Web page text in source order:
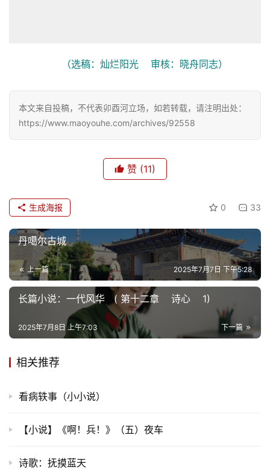
感
旅
游
乐
专
题
多
注册
（选稿：灿烂阳光    审核：晓舟同志）
本文来自投稿，不代表卯酉河立场，如若转载，请注明出处：
https://www.maoyouhe.com/archives/92558
赞 (11)
0 33
生成海报
丹噶尔古城
上一篇 2025年7月7日 下午5:28
长篇小说：一代风华 ( 第十二章 诗心 1)
下一篇
2025年7月8日 上午7:03
相关推荐
看病轶事（小小说）
【小说】《啊！兵！》（五）夜车
诗歌：抚摸蓝天